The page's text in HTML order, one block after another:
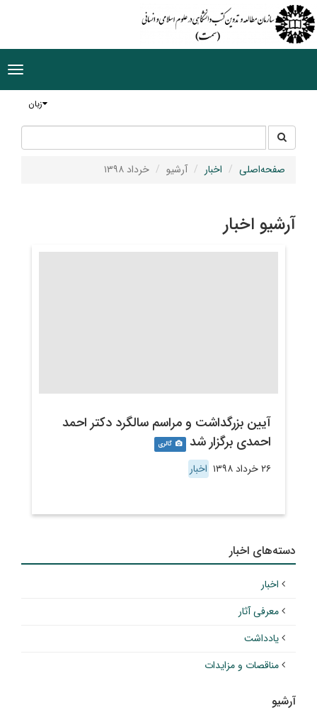
زبان
جستجو
در
سایت
صفحه‌اصلی اخبار آرشیو خرداد ۱۳۹۸
آرشیو اخبار
آیین بزرگداشت و مراسم سالگرد دکتر احمد
احمدی برگزار شد
گالری
۲۶ خرداد ۱۳۹۸ اخبار
دسته‌های اخبار
اخبار
معرفی آثار
یادداشت
مناقصات و مزایدات
آرشیو